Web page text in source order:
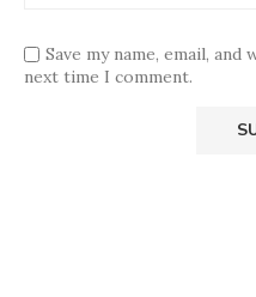
Save my name, email,
next time I comment.